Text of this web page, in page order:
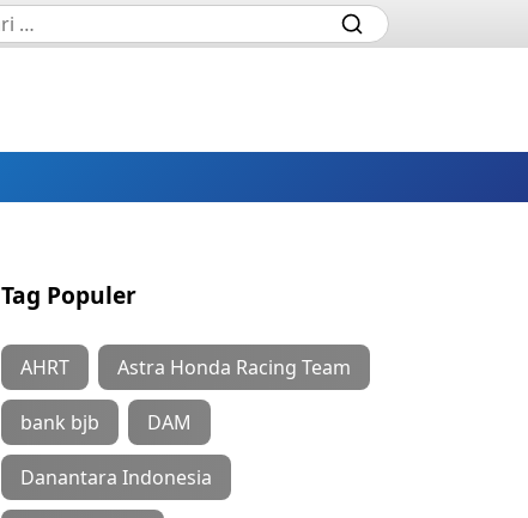
Tag Populer
AHRT Astra Honda Racing Team
bank bjb DAM
Danantara Indonesia